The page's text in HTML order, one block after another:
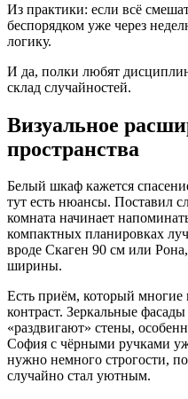
Из практики: если всё
беспорядком уже через
логику.
И да, полки любят
склад случайностей.
Визуальное
пространства
Белый шкаф кажется
тут есть нюансы. Поставил
комната начинает
компактных планировках
вроде Скаген 90 см или
ширины.
Есть приём, который
контраст. Зеркальные
«раздвигают» стены,
София с чёрными ручками
нужно немного строгости,
случайно стал уютным.